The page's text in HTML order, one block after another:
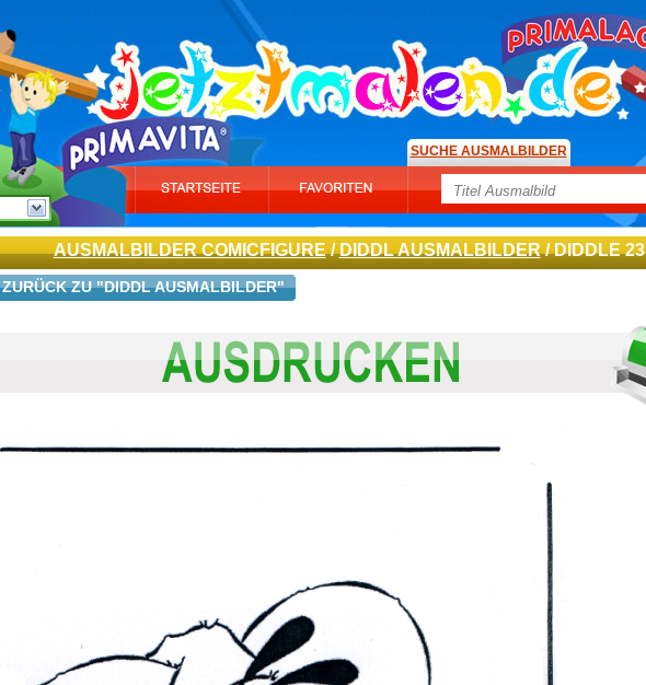
SUCHE AUSMALBILDER
AUSMALBILDER COMICFIGURE/DIDDL AUSMALBILDER/ DIDDLE 23
ZURÜCK ZU "DIDDL AUSMALBILDER"